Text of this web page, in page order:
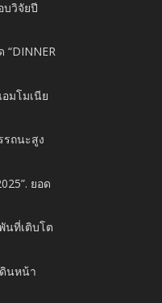
บวิจัยปี
มโมเนีย
รถนะสูง
ยอด
นที่เติบโต
นหน้า